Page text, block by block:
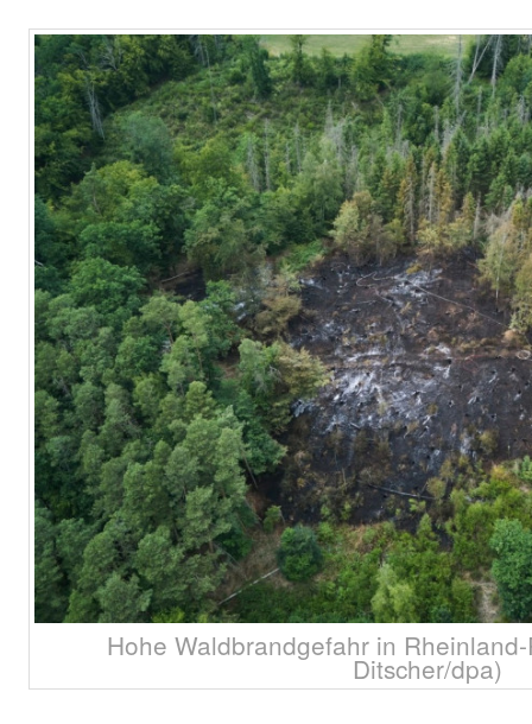
Hohe Waldbrandgefahr in
Ditscher/dpa)